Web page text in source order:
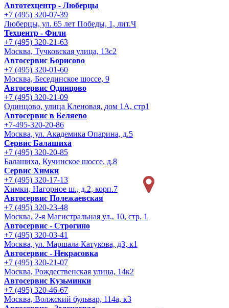
Автотехцентр - Люберцы
+7 (495) 320-07-39
Люберцы, ул. 65 лет Победы, 1, лит.Ч
Техцентр - Фили
+7 (495) 320-21-63
Москва, Тучковская улица, 13с2
Автосервис Борисово
+7 (495) 320-01-60
Москва, Бесединское шоссе, 9
Автосервис Одинцово
+7 (495) 320-21-09
Одинцово, улица Кленовая, дом 1А, стр1
Автосервис в Беляево
+7-495-320-20-86
Москва, ул. Академика Опарина, д.5
Сервис Балашиха
+7 (495) 320-20-85
Балашиха, Кучинское шоссе, д.8
Сервис Химки
+7 (495) 320-17-13
Химки, Нагорное ш., д.2, корп.7
Автосервис Полежаевская
+7 (495) 320-23-48
Москва, 2-я Магистральная ул., 10, стр. 1
Автосервис - Строгино
+7 (495) 320-03-41
Москва, ул. Маршала Катукова, д3, к1
Автосервис - Некрасовка
+7 (495) 320-21-07
Москва, Рождественская улица, 14к2
Автосервис Кузьминки
+7 (495) 320-46-67
Москва, Волжский бульвар, 114а, к3